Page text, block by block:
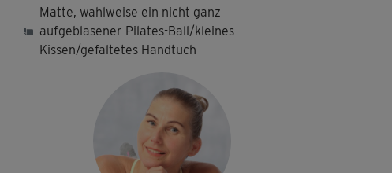
A
Aneta 560
zum ausführen der Übungen geben😕,am...
Matte, wahlweise ein nicht ganz
aufgeblasener Pilates-Ball/kleines
Kissen/gefaltetes Handtuch